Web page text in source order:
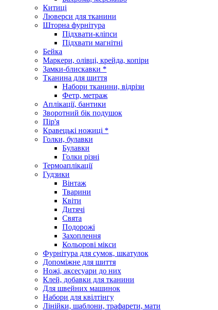
Китиці
Люверси для тканини
Шторна фурнітура
Підхвати-кліпси
Підхвати магнітні
Бейка
Маркери, олівці, крейда, копіри
Замки-блискавки *
Тканина для шиття
Набори тканини, відрізи
Фетр, метраж
Аплікації, бантики
Зворотний бік подушок
Пір'я
Кравецькі ножиці *
Голки, булавки
Булавки
Голки різні
Термоаплікації
Гудзики
Вінтаж
Тварини
Квіти
Дитячі
Свята
Подорожі
Захоплення
Кольорові мікси
Фурнітура для сумок, шкатулок
Допоміжне для шиття
Ножі, аксесуари до них
Клей, добавки для тканини
Для швейних машинок
Набори для квілтінгу
Лінійки, шаблони, трафарети, мати